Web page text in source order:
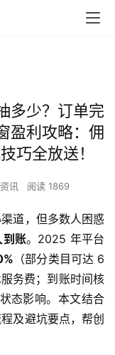
多少？订单完
盈利攻略：佣
巧全放送！
讯 阅读 1869
道，但多数人困惑
到账。2025 年平台
（部分类目可达 6
务费；到账时间核
态影响。本文结合
及避坑要点，帮创